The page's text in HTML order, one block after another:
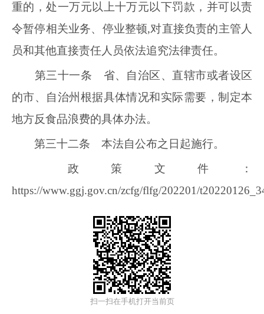
重的，处一万元以上十万元以下罚款，并可以责
令暂停相关业务、停业整顿,对直接负责的主管人
员和其他直接责任人员依法追究法律责任。
第三十一条 省、自治区、直辖市或者设区
的市、自治州根据具体情况和实际需要，制定本
地方反食品浪费的具体办法。
第三十二条 本法自公布之日起施行。
政策文件：
https://www.ggj.gov.cn/zcfg/flfg/202201/
扫一扫在手机打开当前页